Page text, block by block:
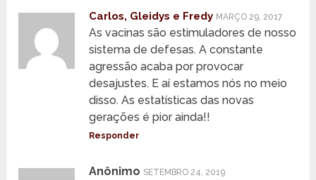
Carlos, Gleidys e Fredy MARÇO 29, 2017
As vacinas são estimuladores de nosso
sistema de defesas. A constante
agressão acaba por provocar
desajustes. E aí estamos nós no meio
disso. As estatísticas das novas
gerações é pior ainda!!
Responder
Anônimo SETEMBRO 24, 2019